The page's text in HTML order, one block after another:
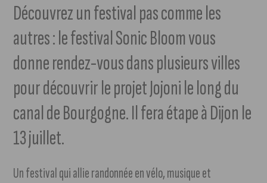
Découvrez un festival pas comme les
autres : le festival Sonic Bloom vous
donne rendez-vous dans plusieurs villes
pour découvrir le projet Jojoni le long du
canal de Bourgogne. Il fera étape à Dijon le
13 juillet.
Un festival qui allie randonnée en vélo, musique et